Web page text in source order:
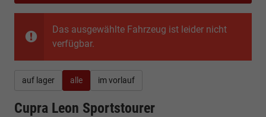
Das ausgewählte Fahrzeug ist leider nicht
verfügbar.
auf lager alle im vorlauf
Cupra Leon Sportstourer